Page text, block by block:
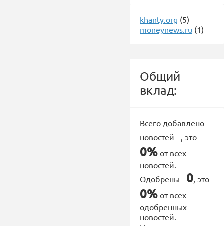
khanty.org (5)
moneynews.ru (1)
Общий
вклад:
Всего добавлено
новостей - , это
0% от всех
новостей.
Одобрены - 0, это
0% от всех
одобренных
новостей.